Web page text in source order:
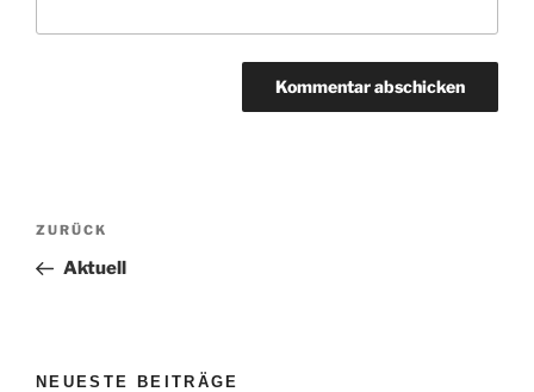
Beitragsnavigation
Vorheriger
Beitrag
ZURÜCK
Aktuell
NEUESTE BEITRÄGE